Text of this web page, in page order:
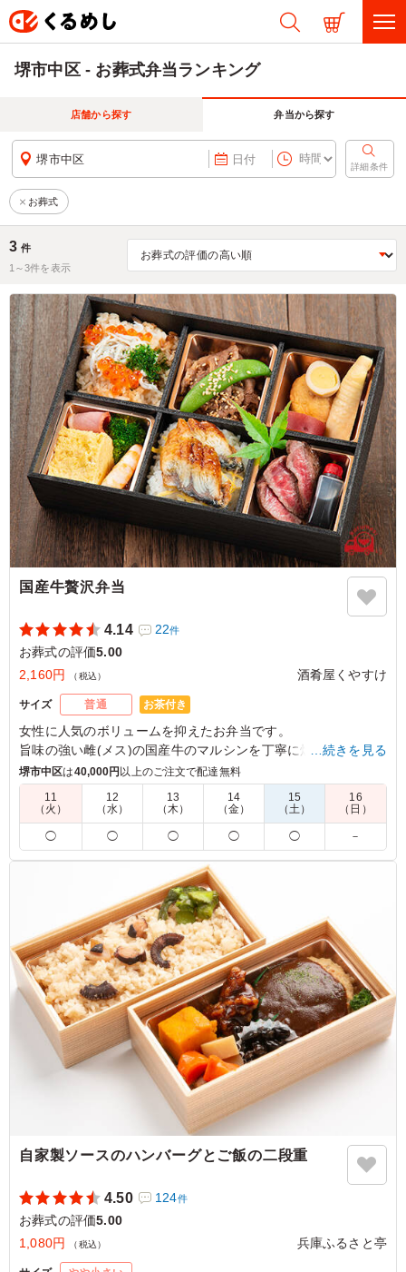
堺市中区 - お葬式弁当ランキング
店舗から探す 弁当から探す
堺市中区 日付
詳細条件
お葬式
3 件
1～3件を表示
国産牛贅沢弁当
4.14 22件
お葬式の評価5.00
2,160円
（税込） 酒肴屋くやすけ
サイズ 普通 お茶付き
女性に人気のボリュームを抑えたお弁当です。
旨味の強い雌(メス)の国産牛のマルシンを丁寧に焼いて、ミニ
ステーキに仕上げました。神戸牛を使用したすき焼きも絶品で
す。ぜひおもてなしにご利用ください。
※製造上の工程によりステーキが白っぽくなる可能性がありま
す。あらかじめご了承ください。
どのおかずも適度なボリュームと味の塩梅で、美味しく頂
きました。 女性には丁度良いボリュームでしたが、男性
には少し物足りなかったかもしれません。 オニオンフラ
イが良いアクセントになっていましたが、少しボリューム
が多すぎて、茹でた野菜がもう少し欲しい様に感じまし
た。
ご利用シーン：法事・お葬式›お葬式
兵庫県神戸市北区山田町下谷上2025/12/30
…続きを見る
堺市中区は40,000円 以上のご注文で配達無料
11
（火）
12
（水）
13
（木）
14
（金）
15
（土）
16
（日）
◯ ◯ ◯ ◯ ◯ －
自家製ソースのハンバーグとご飯の二段重
4.50 124件
お葬式の評価5.00
1,080円
（税込） 兵庫ふるさと亭